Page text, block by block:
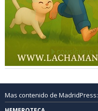
Mas contenido de MadridPress: